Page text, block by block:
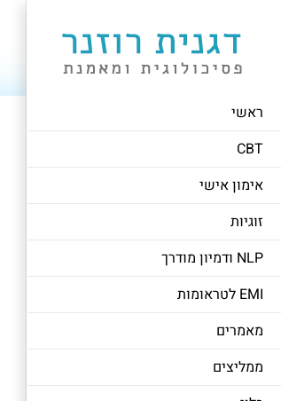
ראשי
CBT
אימון אישי
זוגיות
NLP ודמיון מודרך
EMI לטראומות
מאמרים
ממליצים